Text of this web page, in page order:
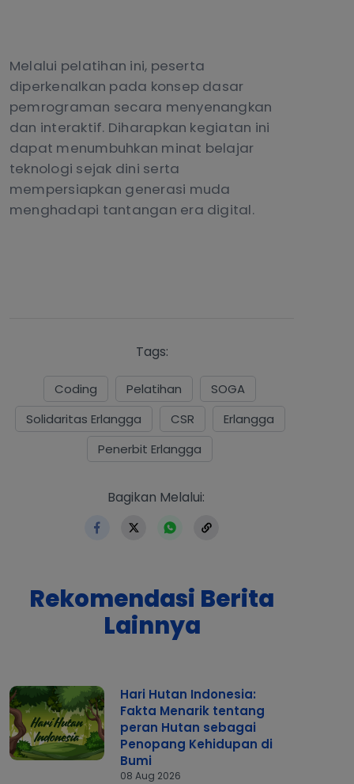
Melalui pelatihan ini, peserta
diperkenalkan pada konsep dasar
pemrograman secara menyenangkan
dan interaktif. Diharapkan kegiatan ini
dapat menumbuhkan minat belajar
teknologi sejak dini serta
mempersiapkan generasi muda
menghadapi tantangan era digital.
Tags:
Coding Pelatihan
SOGA
Solidaritas Erlangga
CSR
Erlangga
Penerbit Erlangga
https://www.erlangga.co.id/
Bagikan Melalui:
Rekomendasi Berita
Lainnya
Hari Hutan Indonesia:
Fakta Menarik tentang
peran Hutan sebagai
Penopang Kehidupan di
Bumi
08 Aug 2026